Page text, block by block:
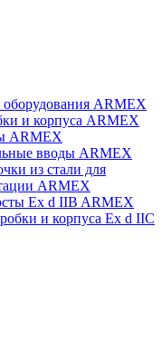
ARMEX
и корпуса ARMEX
ARMEX
вводы ARMEX
из стали для
ARMEX
Ex d IIB ARMEX
и корпуса Ex d IIС